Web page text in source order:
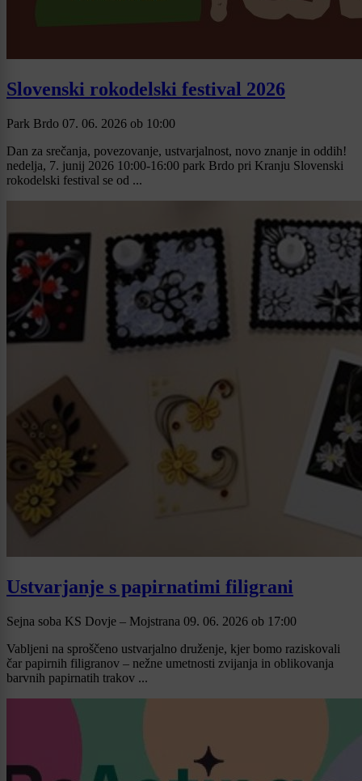
Slovenski rokodelski festival 2026
Park Brdo 07. 06. 2026 ob 10:00
Dan za srečanja, povezovanje, ustvarjalnost, novo znanje in oddih!
nedelja, 7. junij 2026 10:00-16:00 park Brdo pri Kranju Slovenski
rokodelski festival se od ...
Ustvarjanje s papirnatimi filigrani
Sejna soba KS Dovje – Mojstrana 09. 06. 2026 ob 17:00
Vabljeni na sproščeno ustvarjalno druženje, kjer bomo raziskovali
čar papirnih filigranov – nežne umetnosti zvijanja in oblikovanja
barvnih papirnatih trakov ...